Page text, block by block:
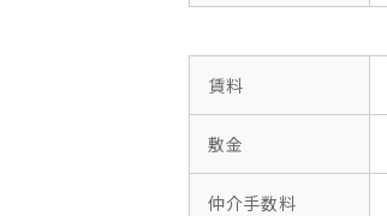
賃料
敷金
仲介手数料